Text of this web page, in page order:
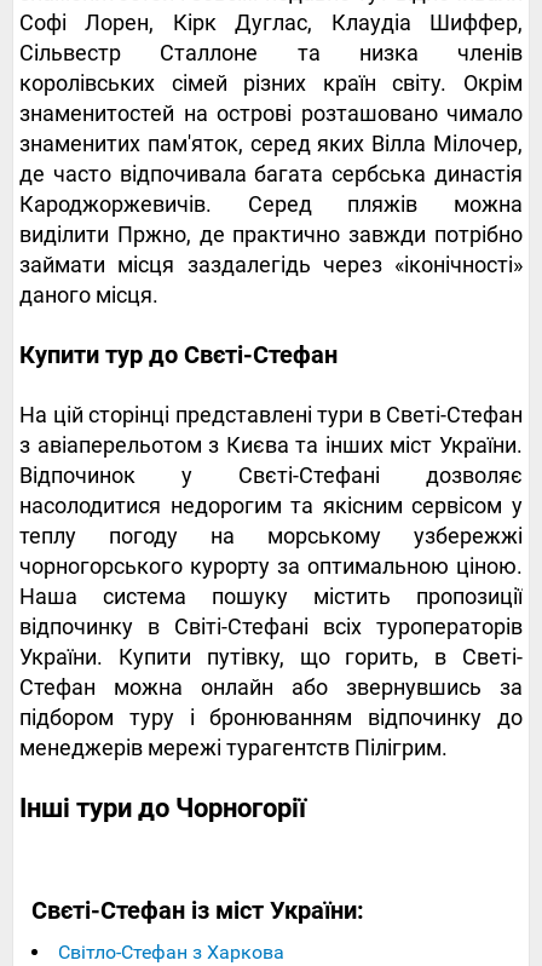
Софі Лорен, Кірк Дуглас, Клаудіа Шиффер,
Сільвестр Сталлоне та низка членів
королівських сімей різних країн світу. Окрім
знаменитостей на острові розташовано чимало
знаменитих пам'яток, серед яких Вілла Мілочер,
де часто відпочивала багата сербська династія
Кароджоржевичів. Серед пляжів можна
виділити Пржно, де практично завжди потрібно
займати місця заздалегідь через «іконічності»
даного місця.
Купити тур до Свєті-Стефан
На цій сторінці представлені тури в Светі-Стефан
з авіаперельотом з Києва та інших міст України.
Відпочинок у Свєті-Стефані дозволяє
насолодитися недорогим та якісним сервісом у
теплу погоду на морському узбережжі
чорногорського курорту за оптимальною ціною.
Наша система пошуку містить пропозиції
відпочинку в Світі-Стефані всіх туроператорів
України. Купити путівку, що горить, в Светі-
Стефан можна онлайн або звернувшись за
підбором туру і бронюванням відпочинку до
менеджерів мережі турагентств Пілігрим.
Інші тури до Чорногорії
Свєті-Стефан із міст України:
Світло-Стефан з Харкова